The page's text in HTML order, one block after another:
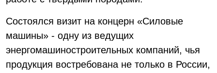
Состоялся визит на концерн «Силовые
машины» - одну из ведущих
энергомашиностроительных компаний, чья
продукция востребована не только в России,